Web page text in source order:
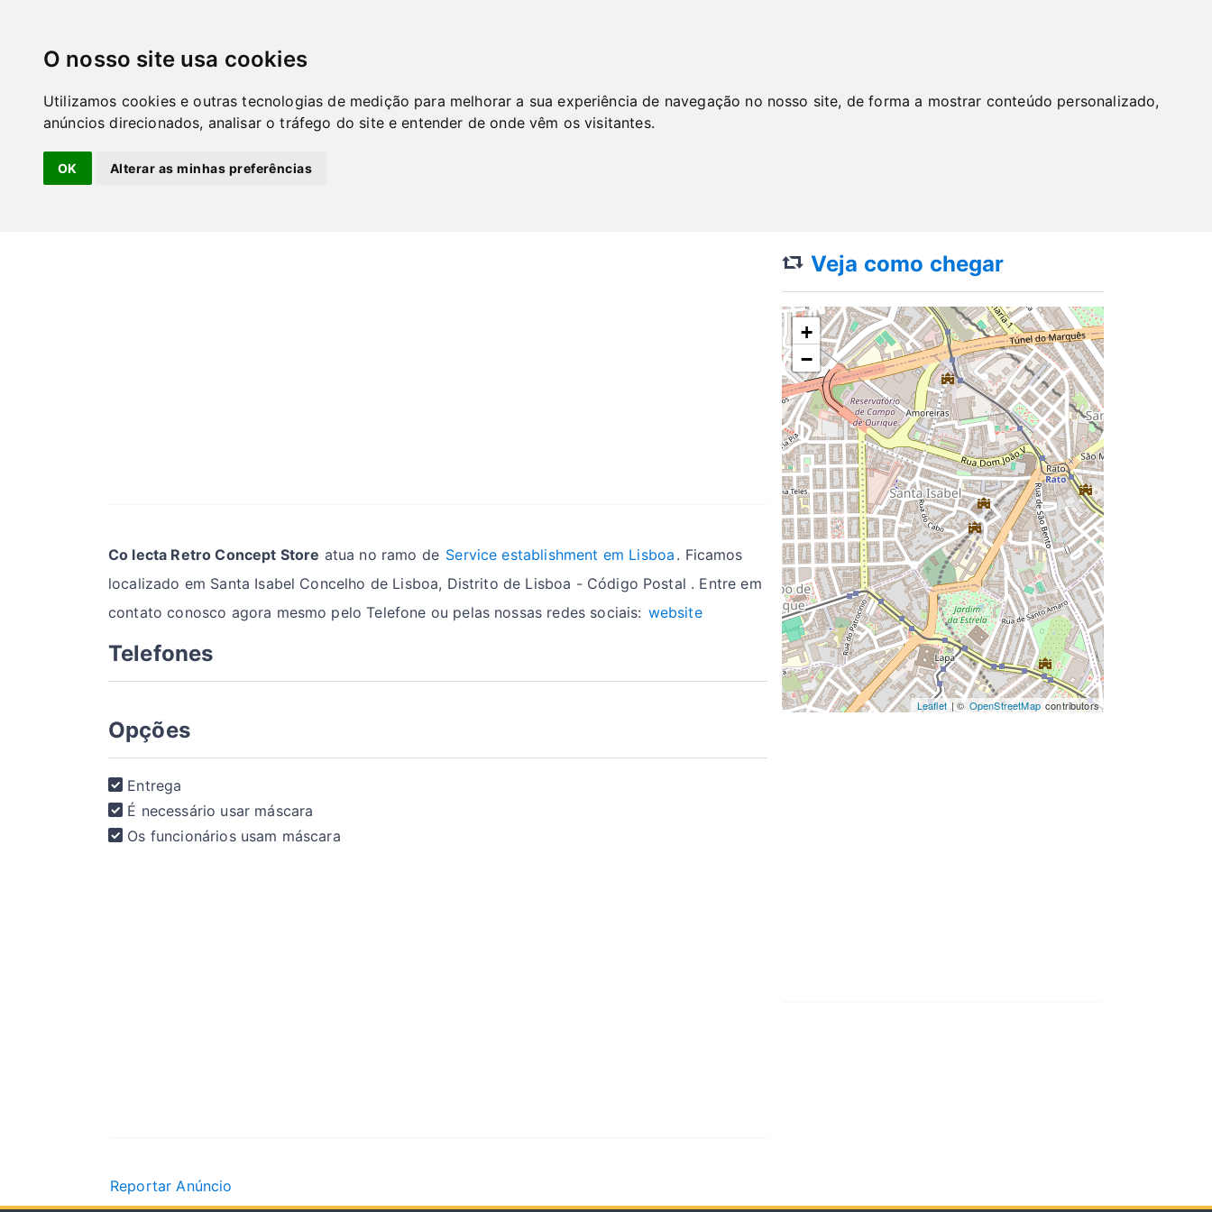
O nosso site usa cookies
Utilizamos cookies e outras tecnologias de medição para melhorar a sua experiência de navegação no nosso site, de forma a mostrar conteúdo personalizado,
anúncios direcionados, analisar o tráfego do site e entender de onde vêm os visitantes.
OK Alterar as minhas preferências
Co lecta Retro Concept Store em Lisboa
- Santa Isabel
Co lecta Retro Concept Store atua no ramo de Service establishment em Lisboa . Ficamos
localizado em Santa Isabel Concelho de Lisboa, Distrito de Lisboa - Código Postal . Entre em
contato conosco agora mesmo pelo Telefone ou pelas nossas redes sociais: website
Telefones
Opções
Entrega
É necessário usar máscara
Os funcionários usam máscara
Reportar Anúncio
Veja como chegar
+
−
Leaflet | © OpenStreetMap contributors